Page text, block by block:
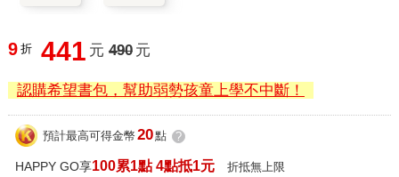
9 折 441 元 490 元
認購希望書包，幫助弱勢孩童上學不中斷！
預計最高可得金幣 20點 ?
HAPPY GO享100累1點 4點抵1元 折抵無上限